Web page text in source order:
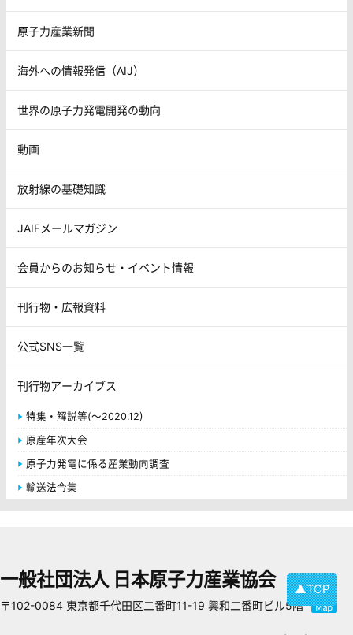
原子力産業新聞
海外への情報発信（AIJ）
世界の原子力発電開発の動向
動画
放射線の基礎知識
JAIFメールマガジン
会員からのお知らせ・イベント情報
刊行物・広報資料
公式SNS一覧
刊行物アーカイブス
特集・解説等(～2020.12)
原産年次大会
原子力発電に係る産業動向調査
輸送法令集
▲TOP
一般社団法人 日本原子力産業協会
〒102-0084 東京都千代田区二番町11-19 興和二番町ビル5階